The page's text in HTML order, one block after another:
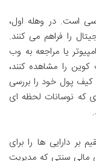
است. در وهله اول،
را فراهم می کنند.
یا مراجعه به وب
را مشاهده کنند،
پول خود را بررسی
که نوسانات لحظه ای
بر دارایی ها را برای
مالی سنتی که مدیریت